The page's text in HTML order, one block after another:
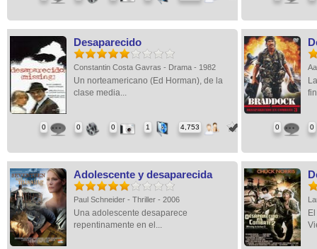
Desaparecido
Constantin Costa Gavras - Drama - 1982
Un norteamericano (Ed Horman), de la
clase media...
0 0 0 1 4,753 0 0
Adolescente y desaparecida
Paul Schneider - Thriller - 2006
Una adolescente desaparece
repentinamente en el...